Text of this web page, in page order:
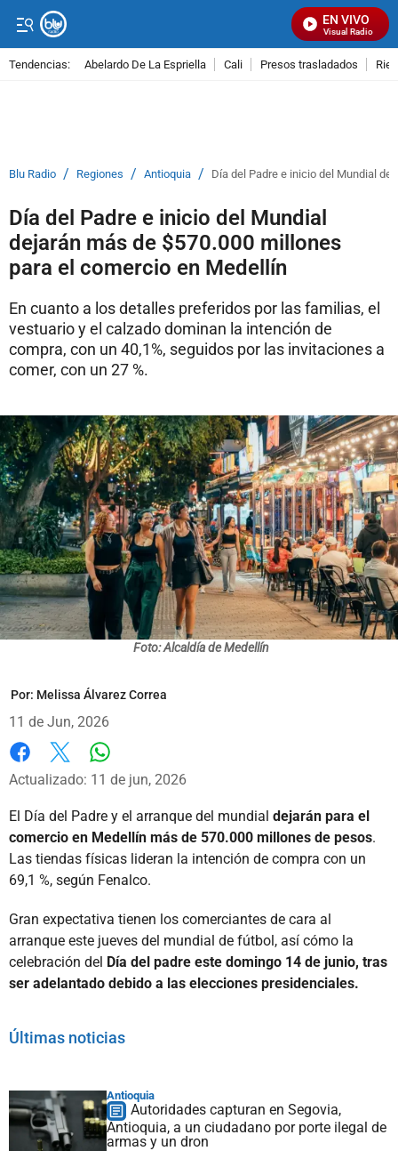
EN VIVO
Señal Visual Radio
Tendencias: Abelardo De La Espriella Cali Presos trasladados
Blu Radio / Regiones / Antioquia / Día del Padre e inicio del Mundial
Día del Padre e inicio del Mundial
dejarán más de $570.000 millones
para el comercio en Medellín
En cuanto a los detalles preferidos por las familias, el
vestuario y el calzado dominan la intención de
compra, con un 40,1%, seguidos por las invitaciones a
comer, con un 27 %.
Foto: Alcaldía de Medellín
Por: Melissa Álvarez Correa
11 de Jun, 2026
Facebook
X
Actualizado: 11 de jun, 2026
El Día del Padre y el arranque del mundial dejarán para el
comercio en Medellín más de 570.000 millones de pesos.
Las tiendas físicas lideran la intención de compra con un
69,1 %, según Fenalco.
Gran expectativa tienen los comerciantes de cara al
arranque este jueves del mundial de fútbol, así cómo la
celebración del Día del padre este domingo 14 de junio, tras
ser adelantado debido a las elecciones presidenciales.
Últimas noticias
Antioquia
Autoridades capturan en Segovia,
Antioquia, a un ciudadano por porte ilegal de
armas y un dron